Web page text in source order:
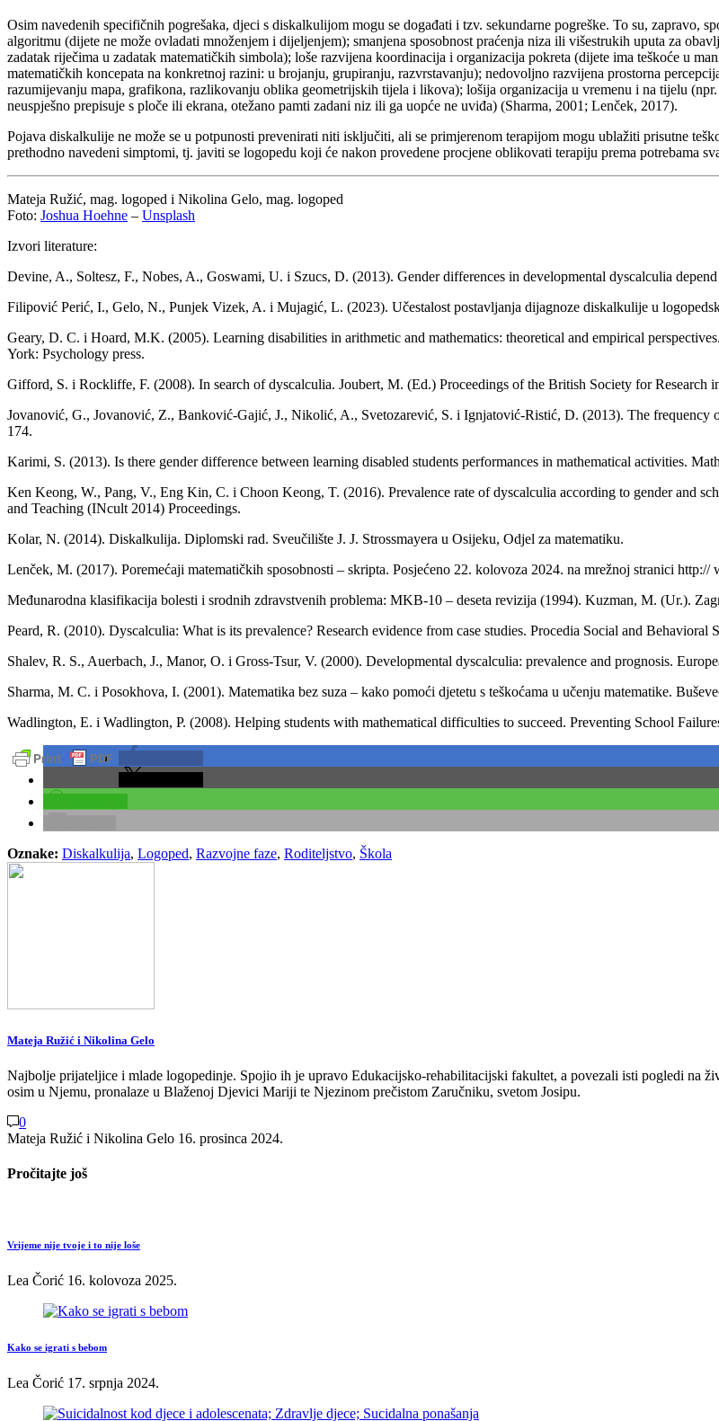
Osim navedenih specifičnih pogrešaka, djeci s diskalkulijom mogu se događati i tzv. sekundarne pogreške. To su, zapravo,
algoritmu (dijete ne može ovladati množenjem i dijeljenjem); smanjena sposobnost praćenja niza ili višestrukih uputa za
zadatak riječima u zadatak matematičkih simbola); loše razvijena koordinacija i organizacija pokreta (dijete ima teškoće u
matematičkih koncepata na konkretnoj razini: u brojanju, grupiranju, razvrstavanju); nedovoljno razvijena prostorna
razumijevanju mapa, grafikona, razlikovanju oblika geometrijskih tijela i likova); lošija organizacija u vremenu i na tijelu
neuspješno prepisuje s ploče ili ekrana, otežano pamti zadani niz ili ga uopće ne uviđa) (Sharma, 2001; Lenček, 2017).
Pojava diskalkulije ne može se u potpunosti prevenirati niti isključiti, ali se primjerenom terapijom mogu ublažiti prisutne
prethodno navedeni simptomi, tj. javiti se logopedu koji će nakon provedene procjene oblikovati terapiju prema potrebama
Mateja Ružić, mag. logoped i Nikolina Gelo, mag. logoped
Foto: Joshua Hoehne – Unsplash
Izvori literature:
Devine, A., Soltesz, F., Nobes, A., Goswami, U. i Szucs, D. (2013). Gender differences in developmental dyscalculia
Filipović Perić, I., Gelo, N., Punjek Vizek, A. i Mujagić, L. (2023). Učestalost postavljanja dijagnoze diskalkulije u
Geary, D. C. i Hoard, M.K. (2005). Learning disabilities in arithmetic and mathematics: theoretical and empirical
York: Psychology press.
Gifford, S. i Rockliffe, F. (2008). In search of dyscalculia. Joubert, M. (Ed.) Proceedings of the British Society for Research
Jovanović, G., Jovanović, Z., Banković-Gajić, J., Nikolić, A., Svetozarević, S. i Ignjatović-Ristić, D. (2013). The
174.
Karimi, S. (2013). Is there gender difference between learning disabled students performances in mathematical activities.
Ken Keong, W., Pang, V., Eng Kin, C. i Choon Keong, T. (2016). Prevalence rate of dyscalculia according to gender and
and Teaching (INcult 2014) Proceedings.
Kolar, N. (2014). Diskalkulija. Diplomski rad. Sveučilište J. J. Strossmayera u Osijeku, Odjel za matematiku.
Lenček, M. (2017). Poremećaji matematičkih sposobnosti – skripta. Posjećeno 22. kolovoza 2024. na mrežnoj stranici
Međunarodna klasifikacija bolesti i srodnih zdravstvenih problema: MKB-10 – deseta revizija (1994). Kuzman, M. (Ur.).
Peard, R. (2010). Dyscalculia: What is its prevalence? Research evidence from case studies. Procedia Social and Behavioral
Shalev, R. S., Auerbach, J., Manor, O. i Gross-Tsur, V. (2000). Developmental dyscalculia: prevalence and prognosis.
Sharma, M. C. i Posokhova, I. (2001). Matematika bez suza – kako pomoći djetetu s teškoćama u učenju matematike.
Wadlington, E. i Wadlington, P. (2008). Helping students with mathematical difficulties to succeed. Preventing School
Oznake: Diskalkulija, Logoped, Razvojne faze, Roditeljstvo, Škola
Mateja Ružić i Nikolina Gelo
Najbolje prijateljice i mlade logopedinje. Spojio ih je upravo Edukacijsko-rehabilitacijski fakultet, a povezali isti pogledi na
osim u Njemu, pronalaze u Blaženoj Djevici Mariji te Njezinom prečistom Zaručniku, svetom Josipu.
0
Mateja Ružić i Nikolina Gelo 16. prosinca 2024.
Pročitajte još
Vrijeme nije tvoje i to nije loše
Lea Čorić 16. kolovoza 2025.
Kako se igrati s bebom
Lea Čorić 17. srpnja 2024.